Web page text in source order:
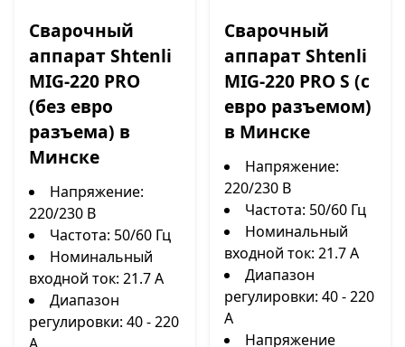
Сварочный
аппарат Shtenli
MIG-220 PRO
(без евро
разъема) в
Минске
Напряжение:
220/230 В
Частота: 50/60 Гц
Номинальный
входной ток: 21.7 А
Диапазон
регулировки: 40 - 220
Сварочный
аппарат Shtenli
MIG-220 PRO S (с
евро разъемом)
в Минске
Напряжение:
220/230 В
Частота: 50/60 Гц
Номинальный
входной ток: 21.7 А
Диапазон
регулировки: 40 - 220
А
Напряжение